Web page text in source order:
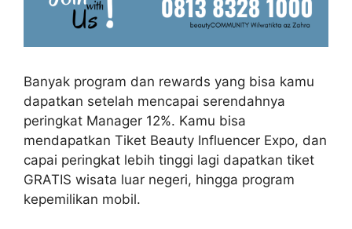
Banyak program dan rewards yang bisa kamu
dapatkan setelah mencapai serendahnya
peringkat Manager 12%. Kamu bisa
mendapatkan Tiket Beauty Influencer Expo, dan
capai peringkat lebih tinggi lagi dapatkan tiket
GRATIS wisata luar negeri, hingga program
kepemilikan mobil.